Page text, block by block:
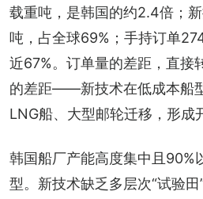
载重吨，是韩国的约2.4倍；
吨，占全球69%；手持订单
近67%。订单量的差距，直接
的差距——新技术在低成本船
LNG船、大型邮轮迁移，形成
韩国船厂产能高度集中且90%
型。新技术缺乏多层次“试验